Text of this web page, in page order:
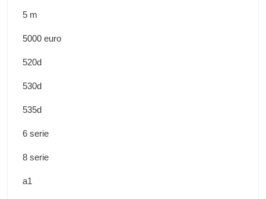
5 m
5000 euro
520d
530d
535d
6 serie
8 serie
a1